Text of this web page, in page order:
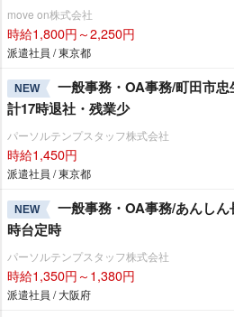
move on株式会社
時給1,800円～2,250円
派遣社員 / 東京都
NEW
一般事務・OA事務/町田市
計17時退社・残業少
パーソルテンプスタッフ株式会社
時給1,450円
派遣社員 / 東京都
NEW
一般事務・OA事務/あんし
時台定時
パーソルテンプスタッフ株式会社
時給1,350円～1,380円
派遣社員 / 大阪府